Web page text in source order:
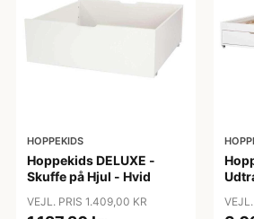
HOPPEKIDS
Hoppekids DELUXE -
Skuffe på Hjul - Hvid
VEJL. PRIS 1.409,00 KR